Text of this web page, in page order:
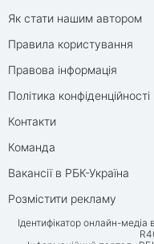
Як стати нашим автором
Правила користування
Правова інформація
Політика конфіденційності
Контакти
Команда
Вакансії в РБК-Україна
Розмістити рекламу
Ідентифікатор онлайн-медіа